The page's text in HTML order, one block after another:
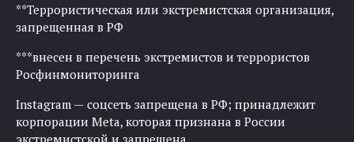
**Террористическая или экстремистская организация,
запрещенная в РФ
***внесен в перечень экстремистов и террористов
Росфинмониторинга
Instagram — соцсеть запрещена в РФ; принадлежит
корпорации Meta, которая признана в России
экстремистской и запрещена